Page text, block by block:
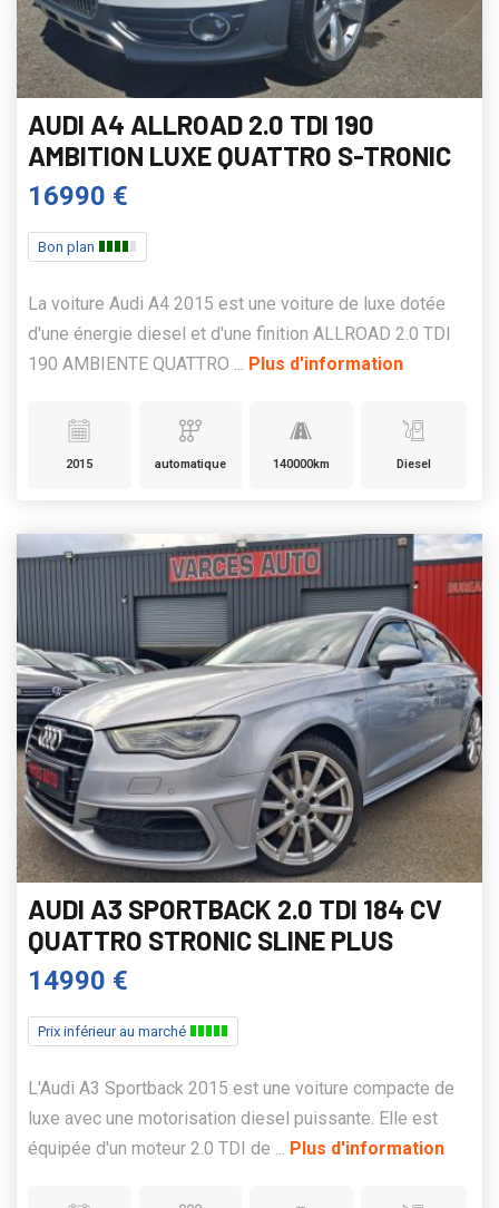
AUDI A4 ALLROAD 2.0 TDI 190
AMBITION LUXE QUATTRO S-TRONIC
16990 €
Bon plan
La voiture Audi A4 2015 est une voiture de luxe dotée
d'une énergie diesel et d'une finition ALLROAD 2.0 TDI
190 AMBIENTE QUATTRO ... Plus d'information
2015 automatique 140000km Diesel
AUDI A3 SPORTBACK 2.0 TDI 184 CV
QUATTRO STRONIC SLINE PLUS
14990 €
Prix inférieur au marché
L'Audi A3 Sportback 2015 est une voiture compacte de
luxe avec une motorisation diesel puissante. Elle est
équipée d'un moteur 2.0 TDI de ... Plus d'information